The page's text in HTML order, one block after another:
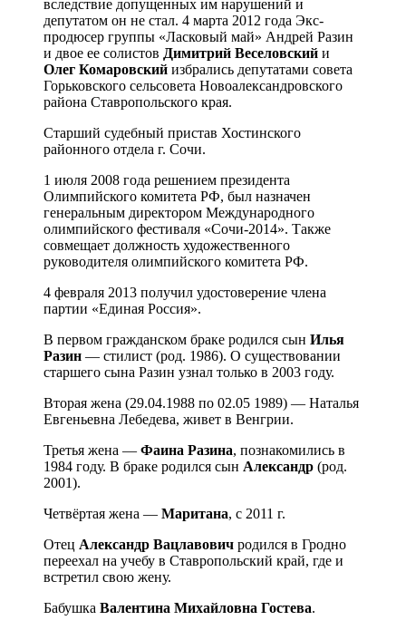
вследствие допущенных им нарушений и
депутатом он не стал. 4 марта 2012 года Экс-
продюсер группы «Ласковый май» Андрей Разин
и двое ее солистов Димитрий Веселовский и
Олег Комаровский избрались депутатами совета
Горьковского сельсовета Новоалександровского
района Ставропольского края.
Старший судебный пристав Хостинского
районного отдела г. Сочи.
1 июля 2008 года решением президента
Олимпийского комитета РФ, был назначен
генеральным директором Международного
олимпийского фестиваля «Сочи-2014». Также
совмещает должность художественного
руководителя олимпийского комитета РФ.
4 февраля 2013 получил удостоверение члена
партии «Единая Россия».
В первом гражданском браке родился сын Илья
Разин — стилист (род. 1986). О существовании
старшего сына Разин узнал только в 2003 году.
Вторая жена (29.04.1988 по 02.05 1989) — Наталья
Евгеньевна Лебедева, живет в Венгрии.
Третья жена — Фаина Разина, познакомились в
1984 году. В браке родился сын Александр (род.
2001).
Четвёртая жена — Маритана, с 2011 г.
Отец Александр Вацлавович родился в Гродно
переехал на учебу в Ставропольский край, где и
встретил свою жену.
Бабушка Валентина Михайловна Гостева.